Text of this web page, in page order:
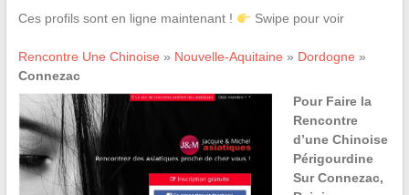
Ces profils sont en ligne maintenant ! Swipe pour voir
Rencontre Une Chinoise » Nouvelle-Aquitaine » Dordogne »
Connezac
Pour Faire la
Rencontre
d’une Chinoise
Périgourdine
Sur Connezac,